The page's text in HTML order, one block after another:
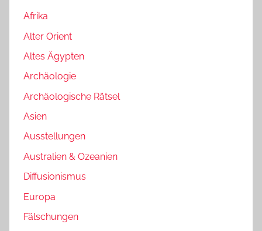
Afrika
Alter Orient
Altes Ägypten
Archäologie
Archäologische Rätsel
Asien
Ausstellungen
Australien & Ozeanien
Diffusionismus
Europa
Fälschungen